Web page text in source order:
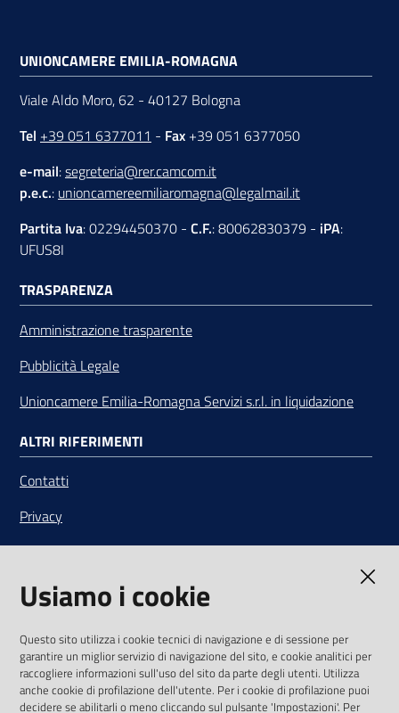
UNIONCAMERE EMILIA-ROMAGNA
Viale Aldo Moro, 62 - 40127 Bologna
Tel +39 051 6377011 - Fax +39 051 6377050
e-mail:segreteria@rer.camcom.it
p.e.c.: unioncamereemiliaromagna@legalmail.it
Partita Iva: 02294450370 - C.F.: 80062830379 - iPA:
UFUS8I
TRASPARENZA
Amministrazione trasparente
Pubblicità Legale
Unioncamere Emilia-Romagna Servizi s.r.l. in liquidazione
ALTRI RIFERIMENTI
Contatti
Privacy
Note legali
Media Policy
SEGUICI SU
YoutubeTwitterLinkedinFacebookInstagram
Usiamo i cookie
Questo sito utilizza i cookie tecnici di navigazione e di sessione per
garantire un miglior servizio di navigazione del sito, e cookie analitici per
raccogliere informazioni sull'uso del sito da parte degli utenti. Utilizza
anche cookie di profilazione dell'utente. Per i cookie di profilazione puoi
decidere se abilitarli o meno cliccando sul pulsante 'Impostazioni'. Per